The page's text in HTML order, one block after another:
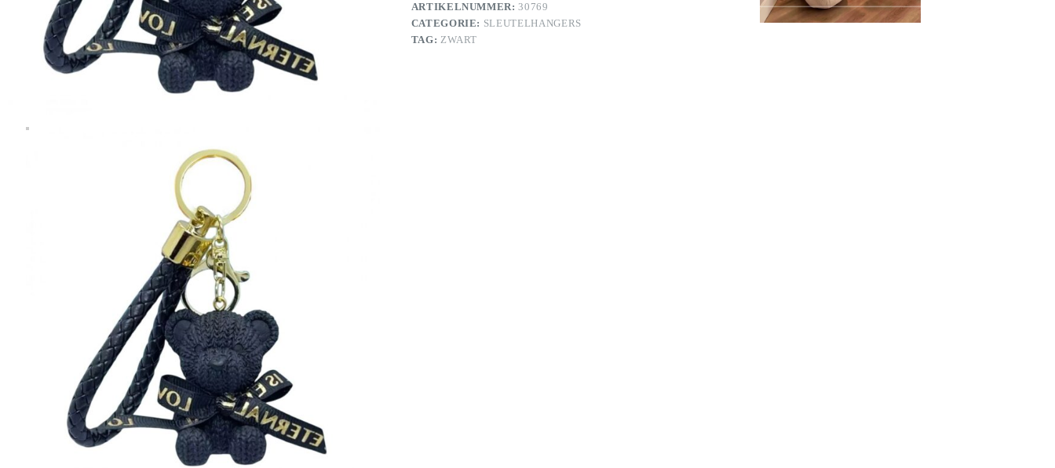
ARTIKELNUMMER:30769
CATEGORIE: SLEUTELHANGERS
TAG: ZWART